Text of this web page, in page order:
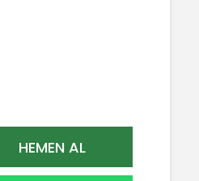
HEMEN AL